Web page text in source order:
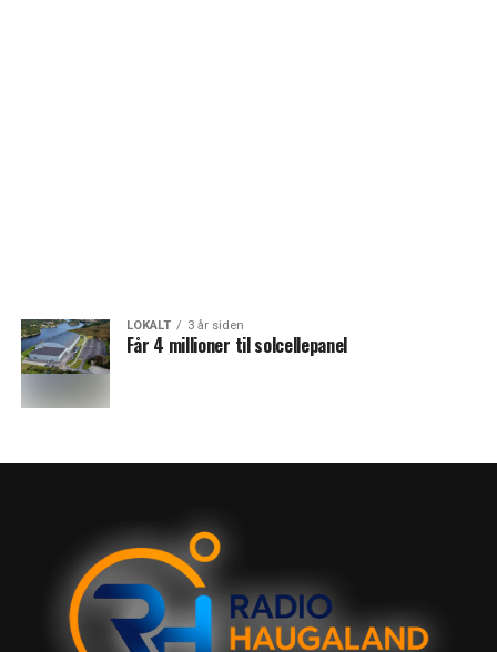
LOKALT 3 år siden
Får 4 millioner til solcellepanel